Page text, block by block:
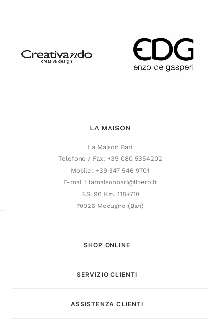
LA MAISON
La Maison Bari
Telefono / Fax: +39 080 5354202
Mobile: +39 347 546 9701
E-mail : lamaisonbari@libero.it
S.S. 96 Km. 118+710
70026 Modugno (Bari)
SHOP ONLINE
SERVIZIO CLIENTI
ASSISTENZA CLIENTI
Customer Service